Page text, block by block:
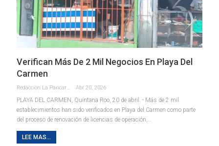
Verifican Más De 2 Mil Negocios En Playa Del
Carmen
Redaccion La Pancarta De Quintana Roo Abr 20, 2026
PLAYA DEL CARMEN, Quintana Roo, 20 de abril. - Más de 2 mil
establecimientos han sido verificados en Playa del Carmen como parte
del proceso de renovación de licencias de operación,…
LEE MAS...